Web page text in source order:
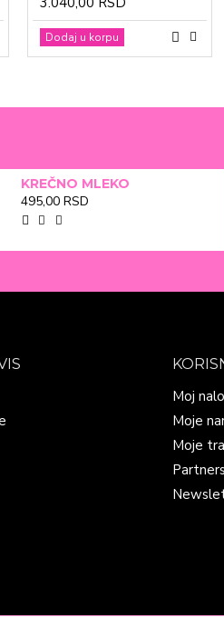
Dodaj u korpu
KREČNO MLEKO
495,00 RSD
Moj
Moje
Moje